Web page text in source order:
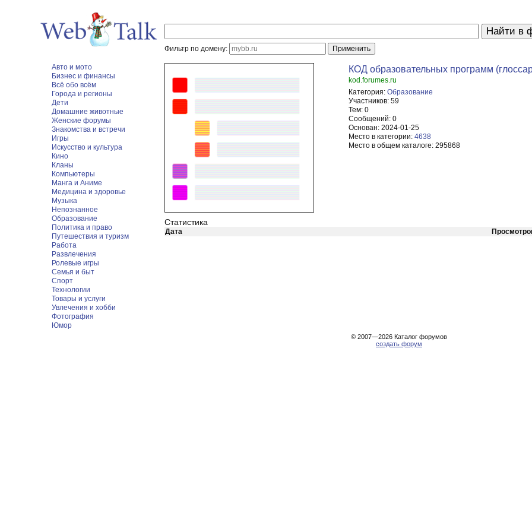
Фильтр по домену:
Авто и мото
Бизнес и финансы
Всё обо всём
Города и регионы
Дети
Домашние животные
Женские форумы
Знакомства и встречи
Игры
Искусство и культура
Кино
Кланы
Компьютеры
Манга и Аниме
Медицина и здоровье
Музыка
Непознанное
Образование
Политика и право
Путешествия и туризм
Работа
Развлечения
Ролевые игры
Семья и быт
Спорт
Технологии
Товары и услуги
Увлечения и хобби
Фотография
Юмор
КОД образовательных программ
kod.forumes.ru
Категория: Образование
Участников: 59
Тем: 0
Сообщений: 0
Основан: 2024-01-25
Место в категории: 4638
Место в общем каталоге: 295868
Статистика
Дата
© 2007—2026 Каталог форумов
создать форум